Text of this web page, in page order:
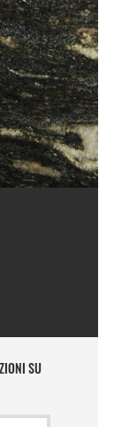
SU